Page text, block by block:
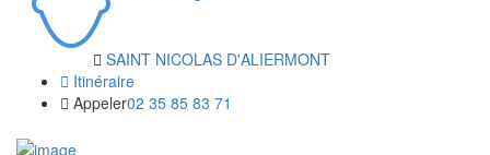
SAINT NICOLAS D'ALIERMONT
Itinéraire
Appeler02 35 85 83 71